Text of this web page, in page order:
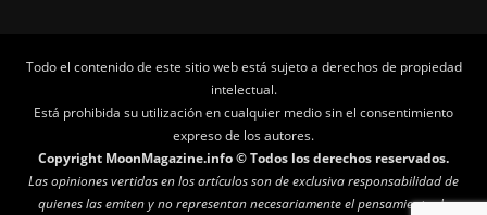
Todo el contenido de este sitio web está sujeto a derechos de propiedad
intelectual.
Está prohibida su utilización en cualquier medio sin el consentimiento
expreso de los autores.
Copyright MoonMagazine.info © Todos los derechos reservados.
Las opiniones vertidas en los artículos son de exclusiva responsabilidad de
quienes las emiten y no representan necesariamente el pensamiento de